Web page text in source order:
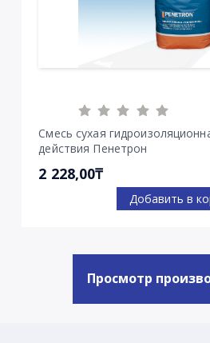
Смесь сухая
действия Пенетрон
2 228,00₸
Добавить в
Просмотр